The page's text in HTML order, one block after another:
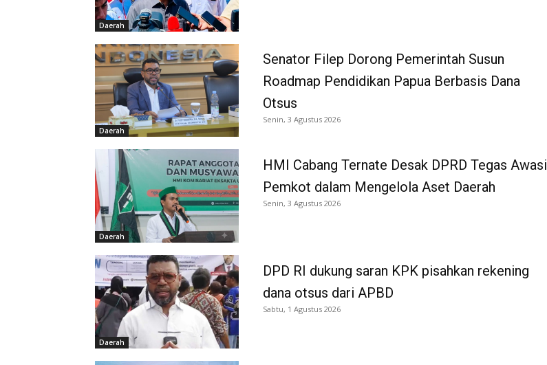
Daerah
Daerah
Senator Filep Dorong Pemerintah Susun
Roadmap Pendidikan Papua Berbasis Dana
Otsus
Senin, 3 Agustus 2026
Daerah
HMI Cabang Ternate Desak DPRD Tegas Awasi
Pemkot dalam Mengelola Aset Daerah
Senin, 3 Agustus 2026
Daerah
DPD RI dukung saran KPK pisahkan rekening
dana otsus dari APBD
Sabtu, 1 Agustus 2026